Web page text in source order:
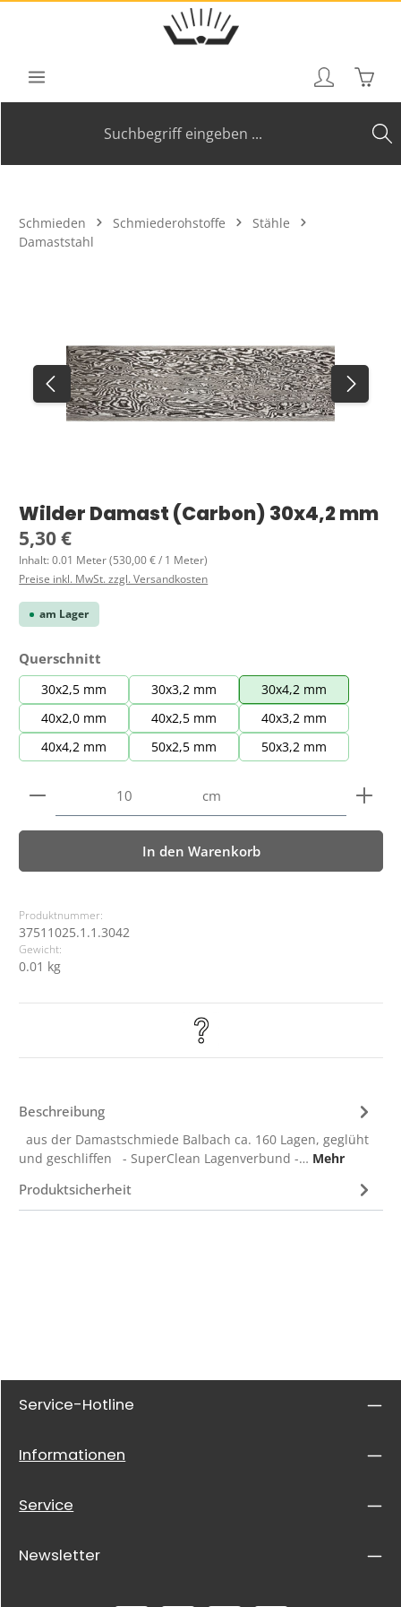
Zum Hauptinhalt springen
Schmieden Schmiederohstoffe
Stähle
Damaststahl
Wilder Damast (Carbon) 30x4,2 mm
Regulärer Preis:
5,30 €
Inhalt:0.01 Meter(530,00 € / 1 Meter)
Preise inkl. MwSt. zzgl. Versandkosten
am Lager
Querschnitt
30x2,5 mm 30x3,2 mm
30x4,2 mm
40x2,0 mm
40x2,5 mm
40x3,2 mm
40x4,2 mm
50x2,5 mm 50x3,2 mm
Produkt Anzahl: Gib den gewünschten Wert ein
cm
In den Warenkorb
Produktnummer:
37511025.1.1.3042
Gewicht:
0.01 kg
Beschreibung
aus der Damastschmiede Balbach ca. 160 Lagen, geglüht
und geschliffen - SuperClean Lagenverbund -… Mehr
Produktsicherheit
Service-Hotline
Informationen
Service
Newsletter